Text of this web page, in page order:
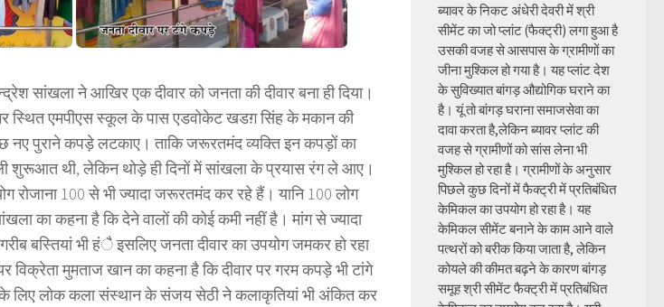
सांखला ने आखिर एक दीवार को जनता की दीवार बना ही दिया।
स्थित एमपीएस स्कूल के पास एडवोकेट खडग़ सिंह के मकान की
नए पुराने कपड़े लटकाए। ताकि जरूरतमंद व्यक्ति इन कपड़ों का
थी, लेकिन थोड़े ही दिनों में सांखला के प्रयास रंग ले आए।
रोजाना 100 से भी ज्यादा जरूरतमंद कर रहे हैं। यानि 100 लोग
का कहना है कि देने वालों की कोई कमी नहीं है। मांग से ज्यादा
बस्तियां भी हंै इसलिए जनता दीवार का उपयोग जमकर हो रहा
विक्रेता मुमताज खान का कहना है कि दीवार पर गरम कपड़े भी टांगे
के लिए लोक कला संस्थान के संजय सेठी ने कलाकृतियां भी अंकित कर
ब्यावर के निकट अंधेरी देवरी में श्री
सीमेंट का जो प्लांट (फैक्ट्री) लगा हुआ है
उसकी वजह से आसपास के ग्रामीणों का
जीना मुश्किल हो गया है। यह प्लांट देश
के सुविख्यात बांगड़ औद्योगिक घराने का
है। यूं तो बांगड़ घराना समाजसेवा का
दावा करता है,लेकिन ब्यावर प्लांट की
वजह से ग्रामीणों को सांस लेना भी
मुश्किल हो रहा है। ग्रामीणों के अनुसार
पिछले कुछ दिनों में फैक्ट्री में प्रतिबंधित
केमिकल का उपयोग हो रहा है। यह
केमिकल सीमेंट बनाने के काम आने वाले
पत्थरों को बरीक किया जाता है, लेकिन
कोयले की कीमत बढ़ने के कारण बांगड़
समूह श्री सीमेंट फैक्ट्री में प्रतिबंधित